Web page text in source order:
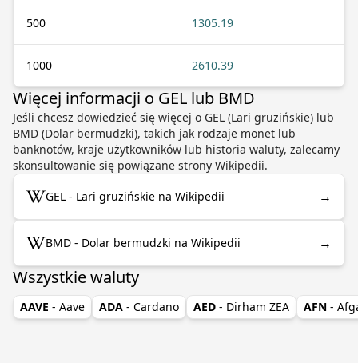
500 1305.19
1000 2610.39
Więcej informacji o GEL lub BMD
Jeśli chcesz dowiedzieć się więcej o GEL (Lari gruzińskie) lub
BMD (Dolar bermudzki), takich jak rodzaje monet lub
banknotów, kraje użytkowników lub historia waluty, zalecamy
skonsultowanie się powiązane strony Wikipedii.
GEL - Lari gruzińskie na Wikipedii →
BMD - Dolar bermudzki na Wikipedii →
Wszystkie waluty
AAVE - Aave ADA - Cardano AED - Dirham ZEA AFN -